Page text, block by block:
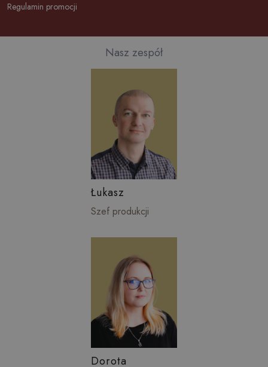
Regulamin promocji
Nasz zespół
Łukasz
Szef produkcji
Dorota